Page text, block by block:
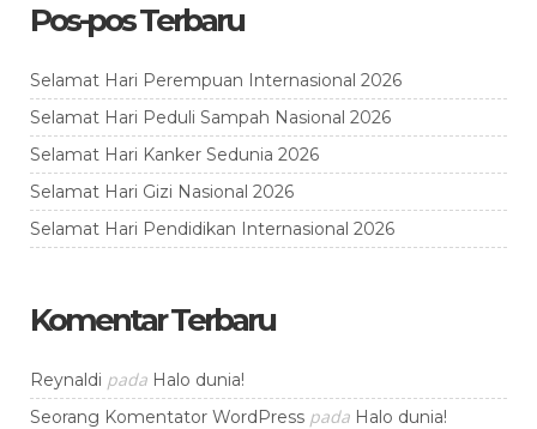
Pos-pos Terbaru
Selamat Hari Perempuan Internasional 2026
Selamat Hari Peduli Sampah Nasional 2026
Selamat Hari Kanker Sedunia 2026
Selamat Hari Gizi Nasional 2026
Selamat Hari Pendidikan Internasional 2026
Komentar Terbaru
Reynaldi pada Halo dunia!
Seorang Komentator WordPress pada Halo dunia!